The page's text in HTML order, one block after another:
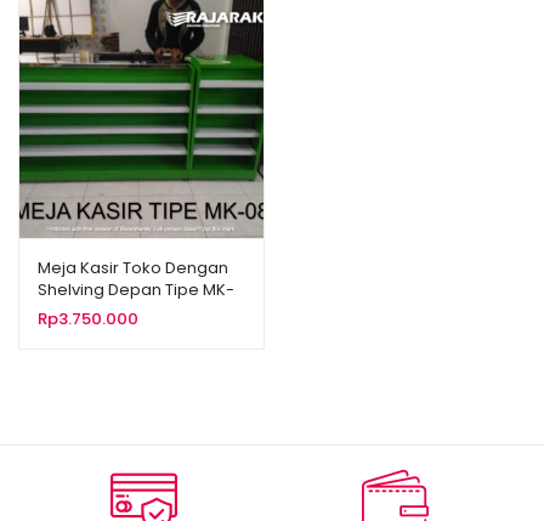
Meja Kasir Toko Dengan
Shelving Depan Tipe MK-
08
Rp3.750.000